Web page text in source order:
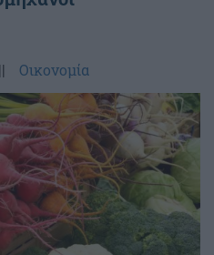
|| Οικονομία